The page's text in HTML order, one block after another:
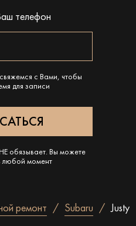
телефон
с Вами, чтобы
для записи
обязывает. Вы можете
любой момент
ремонт Subaru Justy